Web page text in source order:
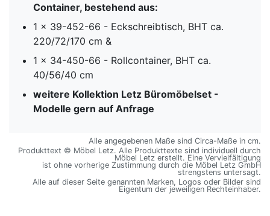
Container, bestehend aus:
1 x 39-452-66 - Eckschreibtisch, BHT ca.
220/72/170 cm &
1 x 34-450-66 - Rollcontainer, BHT ca.
40/56/40 cm
weitere Kollektion Letz Büromöbelset -
Modelle gern auf Anfrage
Alle angegebenen Maße sind Circa-Maße in cm.
Produkttext © Möbel Letz. Alle Produkttexte sind individuell durch
Möbel Letz erstellt. Eine Vervielfältigung
ist ohne vorherige Zustimmung durch die Möbel Letz GmbH
strengstens untersagt.
Alle auf dieser Seite genannten Marken, Logos oder Bilder sind
Eigentum der jeweiligen Rechteinhaber.